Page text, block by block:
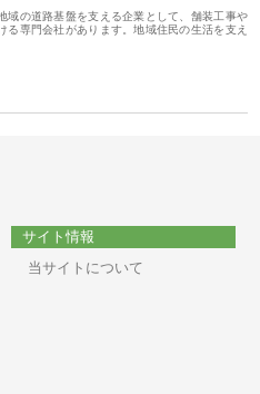
域の道路基盤を支える企業として、舗装工事や
る専門会社があります。地域住民の生活を支え
サイト情報
当サイトについて